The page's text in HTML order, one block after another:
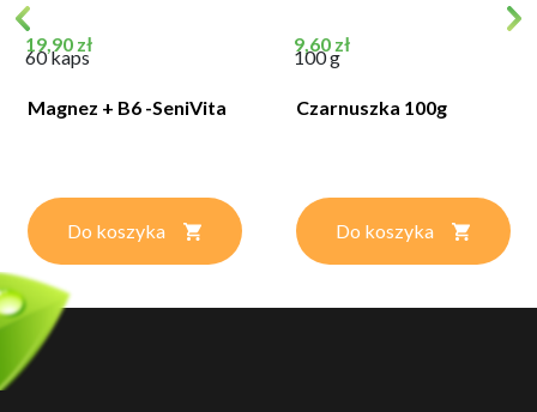
Cena
19,90 zł
60 kaps
Magnez + B6 -SeniVita
Do koszyka
Cena
9,60 zł
100 g
Czarnuszka 100g
Do koszyka